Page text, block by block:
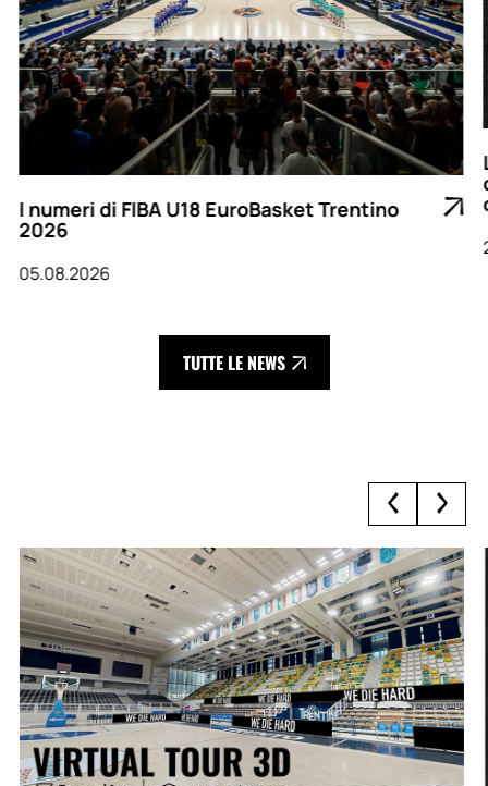
I numeri di FIBA U18 EuroBasket Trentino
2026
05.08.2026
TUTTE LE NEWS